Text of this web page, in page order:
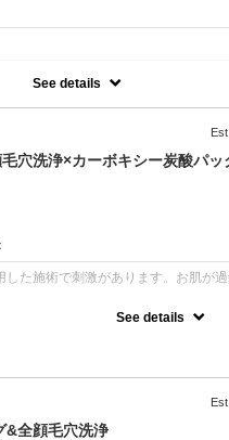
の魅力を最大限に引き出す「一生
分からない」
はの濃密なレッスンで解決します。
必要なのか」「どこに色を置けば
法や、足りないアイテムの選び方もア
過ごしください。
見せる眉の形を導き出します。
くても綺麗な眉」へ。
。プロの技をその場で実践していた
たカルテをプレゼント！ご自宅での
See details
穴洗浄×カーボキシー炭酸パッ
した施術で刺激があります。お肌が
を内側から活性化し、キュッと引き
、自分へのご褒美に。一番人気のフ
ケアにも最適！
See details
&全顔毛穴洗浄